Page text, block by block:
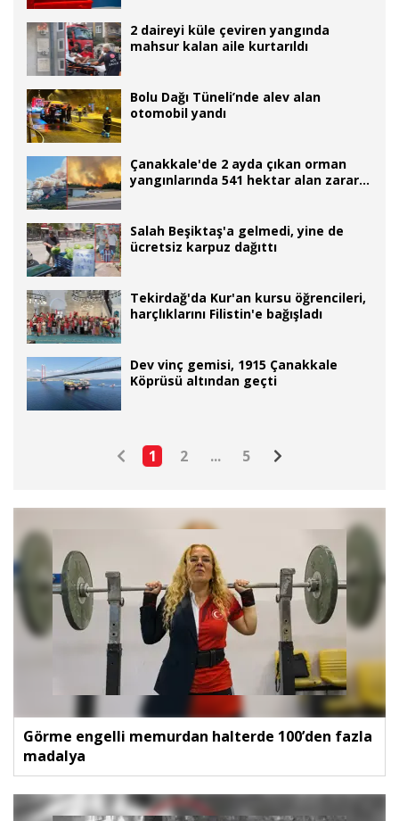
2 daireyi küle çeviren yangında
mahsur kalan aile kurtarıldı
Bolu Dağı Tüneli’nde alev alan
otomobil yandı
Çanakkale'de 2 ayda çıkan orman
yangınlarında 541 hektar alan zarar
Salah Beşiktaş'a gelmedi, yine de
ücretsiz karpuz dağıttı
Tekirdağ'da Kur'an kursu öğrencileri,
harçlıklarını Filistin'e bağışladı
Dev vinç gemisi, 1915 Çanakkale
Köprüsü altından geçti
1 2 ... 5
Görme engelli memurdan halterde 100’den fazla
madalya